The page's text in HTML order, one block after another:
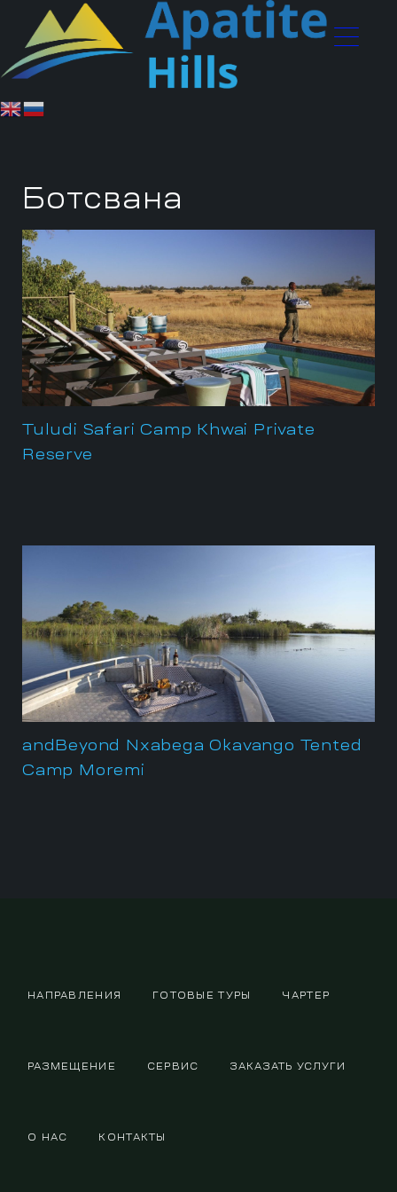
Ботсвана
Tuludi Safari Camp Khwai Private
Reserve
andBeyond Nxabega Okavango Tented
Camp Moremi
НАПРАВЛЕНИЯ ГОТОВЫЕ ТУРЫ ЧАРТЕР
РАЗМЕЩЕНИЕ СЕРВИС ЗАКАЗАТЬ УСЛУГИ
О НАС КОНТАКТЫ